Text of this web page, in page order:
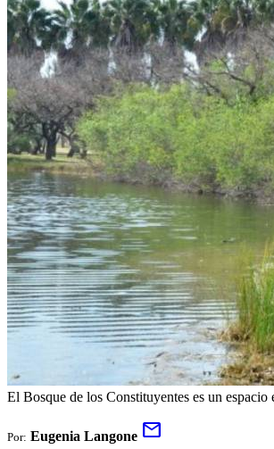
El Bosque de los Constituyentes es un espacio
Por: Eugenia Langone mail